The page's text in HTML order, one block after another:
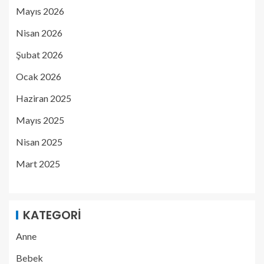
Mayıs 2026
Nisan 2026
Şubat 2026
Ocak 2026
Haziran 2025
Mayıs 2025
Nisan 2025
Mart 2025
KATEGORI
Anne
Bebek